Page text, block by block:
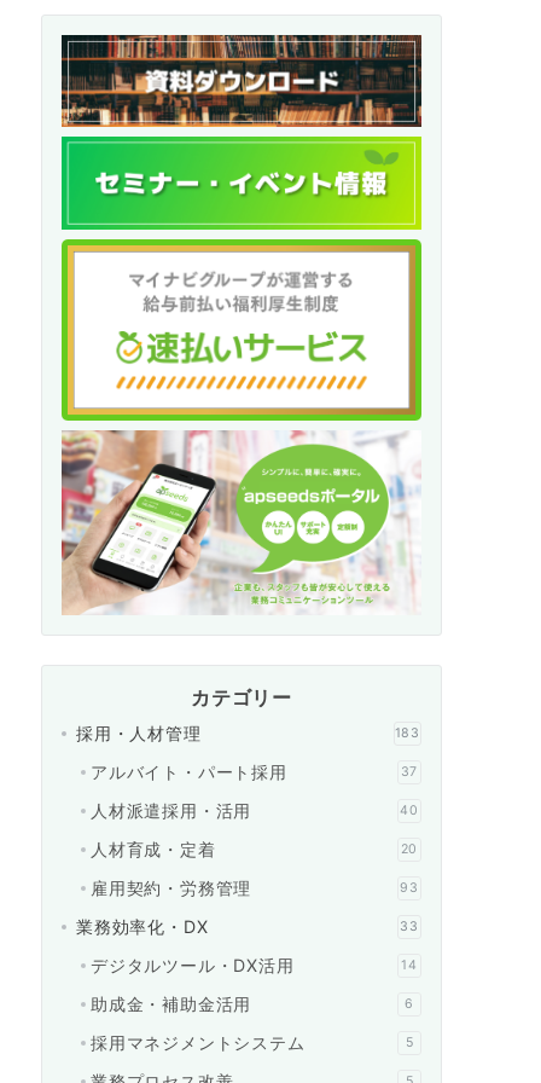
カテゴリー
採用・人材管理 183
アルバイト・パート採用 37
人材派遣採用・活用 40
人材育成・定着 20
雇用契約・労務管理 93
業務効率化・DX 33
デジタルツール・DX活用 14
助成金・補助金活用 6
採用マネジメントシステム 5